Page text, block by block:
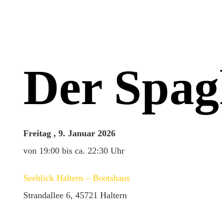
Der
Freitag , 9. Januar 2026
von 19:00 bis ca. 22:30 Uhr
Seeblick Haltern – Bootshaus
Strandallee 6, 45721 Haltern